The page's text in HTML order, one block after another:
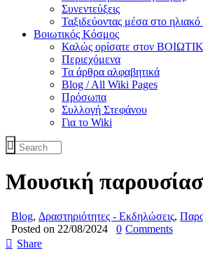
Συνεντεύξεις
Ταξιδεύοντας μέσα στο
Βοιωτικός Κόσμος
Καλώς ορίσατε στον
Περιεχόμενα
Τα άρθρα αλφαβητικά
Blog / All Wiki Pages
Πρόσωπα
Συλλογή Στεφάνου
Για το Wiki
Μουσική
Blog, Δραστηριότητες - Εκδηλώσεις,
Posted on 22/08/2024
0 Comments
Share